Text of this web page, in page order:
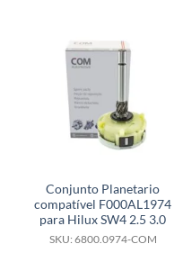
Conjunto Planetario
compatível F000AL1974
para Hilux SW4 2.5 3.0
SKU: 6800.0974-COM